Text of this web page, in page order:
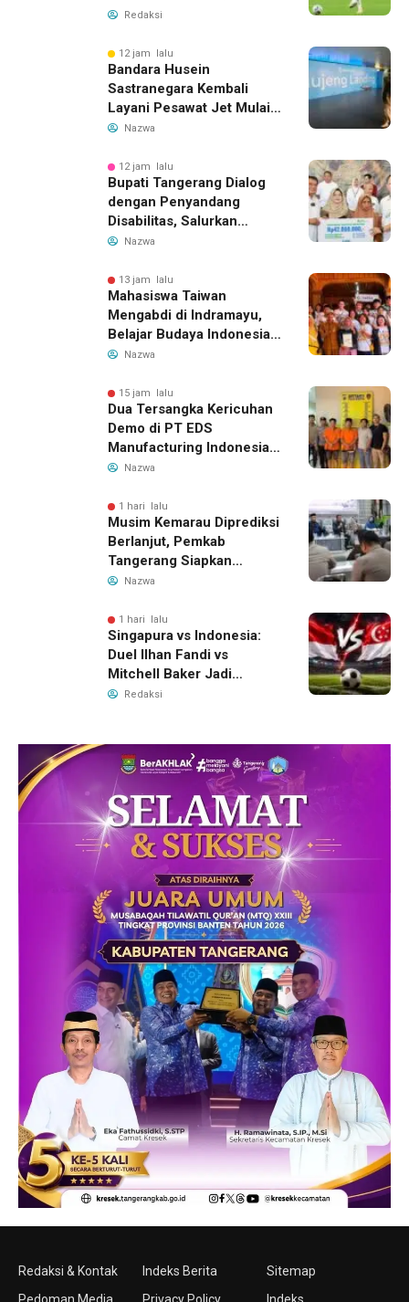
Romero, Transfer Bek
Redaksi
12 jam lalu
Bandara Husein
Sastranegara Kembali
Layani Pesawat Jet Mulai
14 Agustus 2026, Garuda
Bandung-Denpasar
Nazwa
12 jam lalu
Bupati Tangerang Dialog
dengan Penyandang
Disabilitas, Salurkan
Bantuan dan Tampung
Nazwa
13 jam lalu
Mahasiswa Taiwan
Mengabdi di Indramayu,
Belajar Budaya Indonesia
dan Edukasi Pekerja
Nazwa
15 jam lalu
Dua Tersangka Kericuhan
Demo di PT EDS
Manufacturing Indonesia
Ditahan, Polda Banten
Pengelolaan Limbah
Nazwa
1 hari lalu
Musim Kemarau Diprediksi
Berlanjut, Pemkab
Tangerang Siapkan
Langkah Antisipasi Krisis
Nazwa
1 hari lalu
Singapura vs Indonesia:
Duel Ilhan Fandi vs
Mitchell Baker Jadi
Sorotan di Piala AFF 2026
Redaksi
Redaksi & Kontak
Indeks Berita
Sitemap